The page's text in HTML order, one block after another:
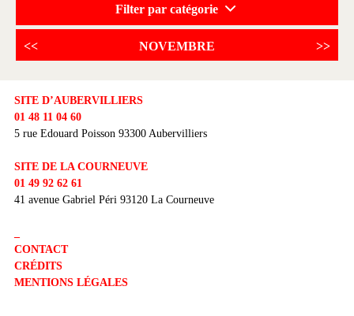
Filter par catégorie
<< NOVEMBRE >>
SITE D’AUBERVILLIERS
01 48 11 04 60
5 rue Edouard Poisson 93300 Aubervilliers
SITE DE LA COURNEUVE
01 49 92 62 61
41 avenue Gabriel Péri 93120 La Courneuve
CONTACT
CRÉDITS
MENTIONS LÉGALES